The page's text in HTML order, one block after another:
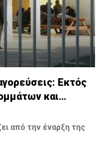
Εκτός
και
από την έναρξη της